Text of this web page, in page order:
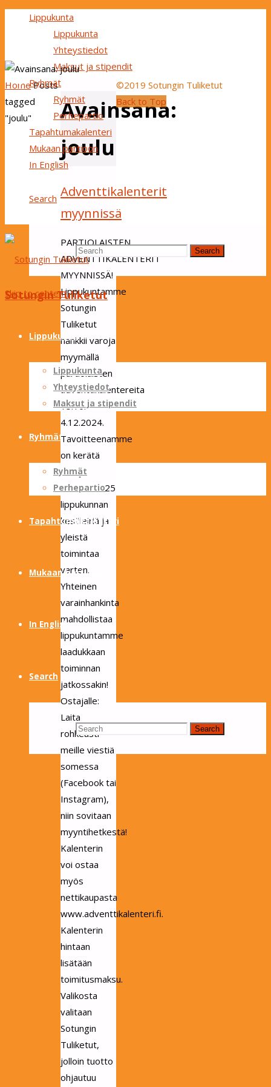
Lippukunta
Lippukunta
Yhteystiedot
Maksut ja stipendit
Ryhmät
Ryhmät
Perhepartio
Tapahtumakalenteri
Mukaan partioon
In English
Search
Search
Sotungin Tuliketut
Skip to content
Lippukunta
Lippukunta
Yhteystiedot
Maksut ja stipendit
Ryhmät
Ryhmät
Perhepartio
Tapahtumakalenteri
Mukaan partioon
In English
Search
Search for: Search
Home Posts
tagged
"joulu"
Avainsana:
joulu
Adventtikalenterit
myynnissä
PARTIOLAISTEN
ADVENTTIKALENTERIT
MYYNNISSÄ!
Lippukuntamme
Sotungin
Tuliketut
hankkii varoja
myymällä
partiolaisten
adventtikalentereita
15.10. –
4.12.2024.
Tavoitteenamme
on kerätä
varoja
vuoden 2025
lippukunnan
kesäleiriä ja
yleistä
toimintaa
varten.
Yhteinen
varainhankinta
mahdollistaa
lippukuntamme
laadukkaan
toiminnan
jatkossakin!
Ostajalle:
Laita
rohkeasti
meille viestiä
somessa
(Facebook tai
Instagram),
niin sovitaan
myyntihetkestä!
Kalenterin
voi ostaa
myös
nettikaupasta
www.adventtikalenteri.fi.
Kalenterin
hintaan
lisätään
toimitusmaksu.
Valikosta
valitaan
Sotungin
Tuliketut,
jolloin tuotto
ohjautuu
©2019 Sotungin Tuliketut
Back to Top